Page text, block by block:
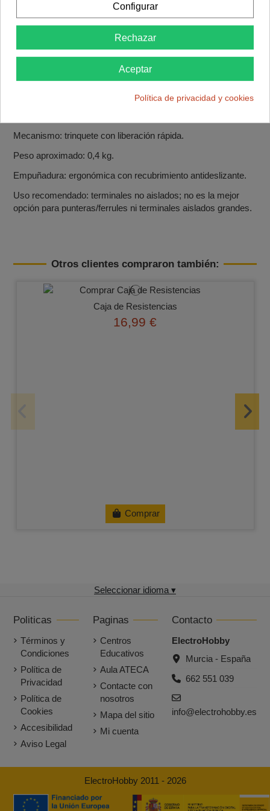
Tipo: crimpadora de trinquete para terminales open barrel no
Rango de cable: AWG 24–16 (≈0,25–1,5 mm²).
Terminales compatibles: Faston abiertos, Dupont, JST, Molex,
Amon, Amphenol y otros terminales de barril abierto.
Pasos/pitches soportados: 2,5 / 2,54 / 2,8 / 3,96 / 4,8 /
Mecanismo: trinquete con liberación rápida.
Peso aproximado: 0,4 kg.
Empuñadura: ergonómica con recubrimiento antideslizante.
Uso recomendado: terminales no aislados; no es la mejor
opción para punteras/ferrules ni terminales aislados grandes.
Otros clientes compraron también:
Caja de Resistencias
16,99 €
Comprar
Seleccionar idioma ▾
Politicas
Términos y
Condiciones
Política de
Privacidad
Política de
Cookies
Accesibilidad
Aviso Legal
Paginas
Centros
Educativos
Aula ATECA
Contacte con
nosotros
Mapa del sitio
Mi cuenta
Contacto
ElectroHobby
Murcia - España
662 551 039
info@electrohobby.es
ElectroHobby 2011 - 2026
Configurar
Rechazar
Aceptar
Política de privacidad y cookies